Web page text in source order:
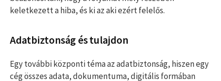
keletkezett a hiba, és ki az aki ezért felelős.
Adatbiztonság és tulajdon
Egy további központi téma az adatbiztonság, hiszen egy
cég összes adata, dokumentuma, digitális formában